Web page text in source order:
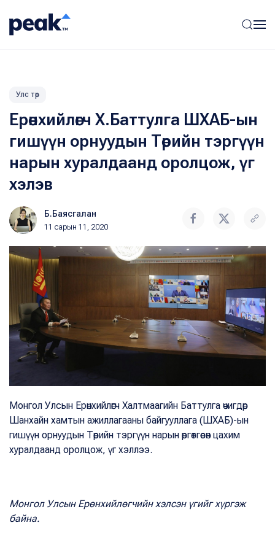
Улс төр
Ерөнхийлөгч Х.Баттулга ШХАБ-ын
гишүүн орнуудын Төрийн тэргүүн
нарын хуралдаанд оролцож, үг
хэлэв
Б.Баясгалан
11 сарын 11, 2020
Монгол Улсын Ерөнхийлөгч Халтмаагийн Баттулга өчигдөр
Шанхайн хамтын ажиллагааны байгууллага (ШХАБ)-ын
гишүүн орнуудын Төрийн тэргүүн нарын өргөтгөсөн цахим
хуралдаанд оролцож, үг хэллээ.
Монгол Улсын Ерөнхийлөгчийн хэлсэн үгийг хүргэж
байна.